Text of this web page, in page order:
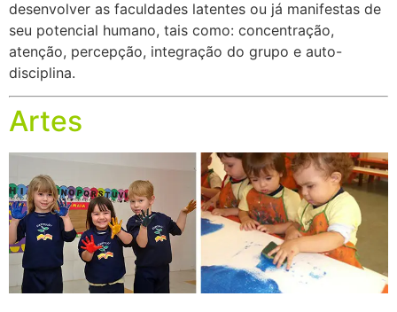
desenvolver as faculdades latentes ou já manifestas de
seu potencial humano, tais como: concentração,
atenção, percepção, integração do grupo e auto-
disciplina.
Artes